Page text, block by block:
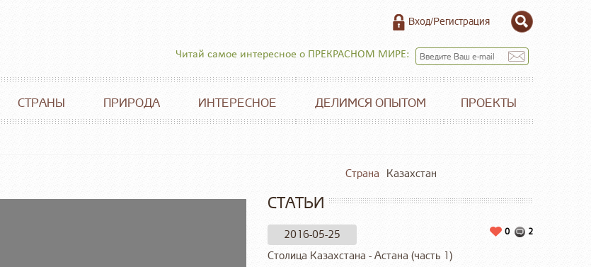
Вход/Регистрация
Читай самое интересное о ПРЕКРАСНОМ МИРЕ:
СТРАНЫ ПРИРОДА ИНТЕРЕСНОЕ ДЕЛИМСЯ ОПЫТОМ ПРОЕКТЫ
Страна Казахстан
СТАТЬИ
2016-05-25 2
0
Столица Казахстана - Астана (часть 1)